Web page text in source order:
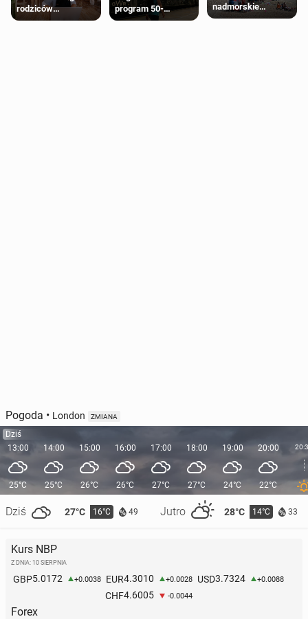
rodziców
pobierających Child
program 50-
procentowych
nadmorskie
miasteczko blisko
Pogoda • London ZMIANA
Dziś
13:00
25°C
Dziś 27°C 16°C 49 Jutro 28°C 14°C 33
14:00
25°C
15:00
26°C
16:00
26°C
17:00
27°C
18:00
27°C
19:00
24°C
20:00
22°C
Kurs NBP
Z DNIA: 10 SIERPNIA
GBP5.0172 +0.0038 EUR4.3010 +0.0028 USD3.7324 +0.0088
CHF4.6005 -0.0044
Forex